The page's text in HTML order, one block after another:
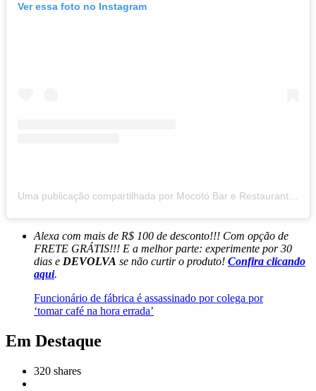
Ver essa foto no Instagram
Alexa com mais de R$ 100 de desconto!!! Com opção de
FRETE GRÁTIS!!! E a melhor parte: experimente por 30
dias e DEVOLVA se não curtir o produto! Confira clicando
aqui.
Funcionário de fábrica é assassinado por colega por
‘tomar café na hora errada’
Em Destaque
320 shares